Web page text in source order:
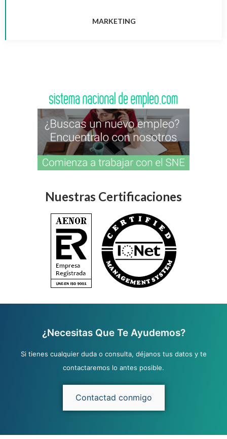
MARKETING
Nuestras Certificaciones
¿Necesitas Que Te Ayudemos?
Si tienes cualquier duda o consulta, déjanos tus datos y te
contactaremos lo antes posible.
Contactad conmigo